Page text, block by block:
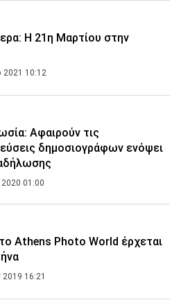
Η 21η Μαρτίου στην
2021 10:12
Αφαιρούν τις
δημοσιογράφων ενόψει
01:00
Athens Photo World έρχεται
2019 16:21